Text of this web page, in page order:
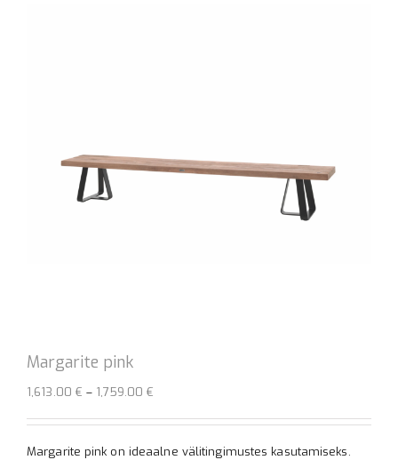
Margarite pink
1,613.00 € – 1,759.00€
kuni
Margarite pink on ideaalne välitingimustes kasutamiseks.